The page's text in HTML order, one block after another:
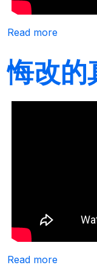
Read more
悔改的
Read more